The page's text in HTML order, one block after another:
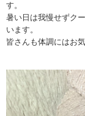
す。
暑い日は我慢せずク
います。
皆さんも体調にはお